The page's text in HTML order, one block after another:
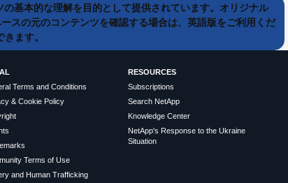
基本的な理解を目的として提供されています。オリジナル
スの元のコンテンツを確認する場合は、英語版をご利用くだ
ます。
Terms and Conditions
& Cookie Policy
Terms of Use
and Human Trafficking
RESOURCES
Subscriptions
Search NetApp
Knowledge Center
NetApp's Response to the Ukraine
Situation